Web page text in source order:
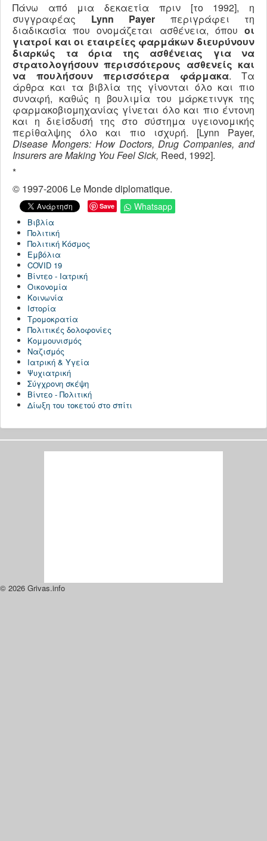
Πάνω από μια δεκαετία πριν [το 1992], η
συγγραφέας Lynn Payer περιγράφει τη
διαδικασία που ονομάζεται ασθένεια, όπου οι
γιατροί και οι εταιρείες φαρμάκων διευρύνουν
διαρκώς τα όρια της ασθένειας για να
στρατολογήσουν περισσότερους ασθενείς και
να πουλήσουν περισσότερα φάρμακα. Τα
άρθρα και τα βιβλία της γίνονται όλο και πιο
συναφή, καθώς η βουλιμία του μάρκετινγκ της
φαρμακοβιομηχανίας γίνεται όλο και πιο έντονη
και η διείσδυσή της στο σύστημα υγειονομικής
περίθαλψης όλο και πιο ισχυρή. [Lynn Payer,
Disease Mongers: How Doctors,Drug Companies,and
InsurersareMaking YouFeelSick, Reed, 1992].
*
© 1997-2006 Le Monde diplomatique.
Save Whatsapp
Βιβλία
Πολιτική
Πολιτική Κόσμος
Εμβόλια
COVID 19
Βίντεο - Ιατρική
Οικονομία
Κοινωνία
Ιστορία
Τρομοκρατία
Πολιτικές δολοφονίες
Κομμουνισμός
Ναζισμός
Ιατρική & Υγεία
Ψυχιατρική
Σύγχρονη σκέψη
Βίντεο - Πολιτική
Δίωξη του τοκετού στο σπίτι
© 2026 Grivas.info